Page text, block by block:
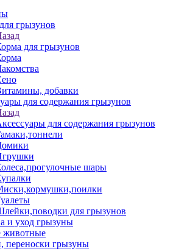
грызунов
для грызунов
добавки
для содержания грызунов
для содержания грызунов
шары
для грызунов
и уход грызуны
переноски грызуны